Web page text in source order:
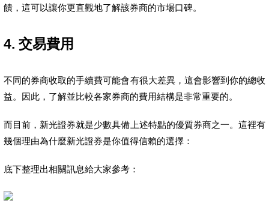
饋，這可以讓你更直觀地了解該券商的市場口碑。
4. 交易費用
不同的券商收取的手續費可能會有很大差異，這會影響到你的總收
益。因此，了解並比較各家券商的費用結構是非常重要的。
而目前，新光證券就是少數具備上述特點的優質券商之一。這裡有
幾個理由為什麼新光證券是你值得信賴的選擇：
底下整理出相關訊息給大家參考：